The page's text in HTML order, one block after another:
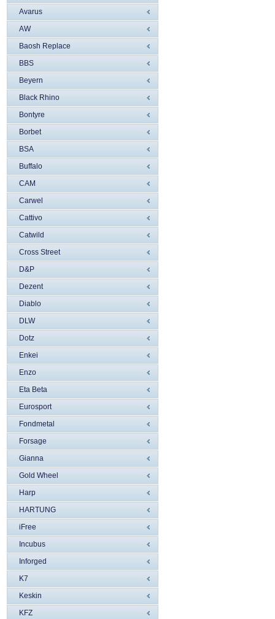
Avarus
AW
Baosh Replace
BBS
Beyern
Black Rhino
Bontyre
Borbet
BSA
Buffalo
CAM
Carwel
Cattivo
Catwild
Cross Street
D&P
Dezent
Diablo
DLW
Dotz
Enkei
Enzo
Eta Beta
Eurosport
Fondmetal
Forsage
Gianna
Gold Wheel
Harp
HARTUNG
iFree
Incubus
Inforged
K7
Keskin
KFZ